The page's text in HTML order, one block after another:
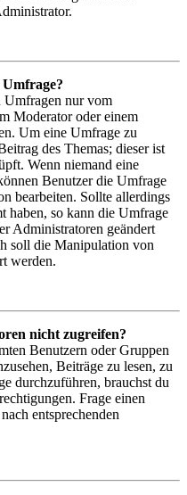
Umfrage?
Umfragen nur vom
Moderator oder einem
Um eine Umfrage zu
des Themas; dieser ist
Wenn niemand eine
Benutzer die Umfrage
bearbeiten. Sollte allerdings
haben, so kann die Umfrage
Administratoren geändert
soll die Manipulation von
werden.
nicht zugreifen?
Benutzern oder Gruppen
Beiträge zu lesen, zu
durchzuführen, brauchst du
Frage einen
entsprechenden